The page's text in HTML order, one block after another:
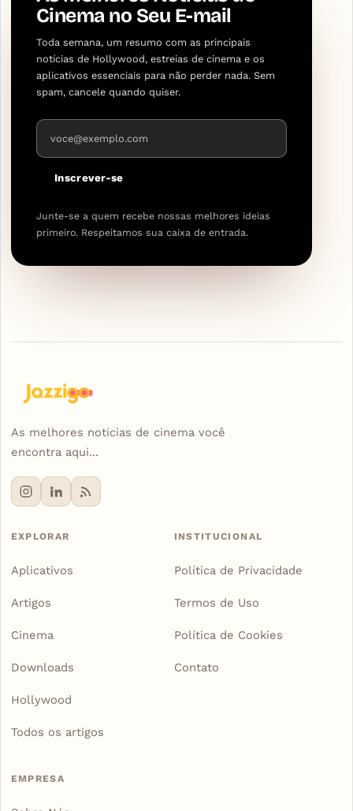
Cinema no Seu E-mail
Toda semana, um resumo com as principais
notícias de Hollywood, estreias de cinema e os
aplicativos essenciais para não perder nada. Sem
spam, cancele quando quiser.
Endereço de e-mail
Inscrever-se
Junte-se a quem recebe nossas melhores ideias
primeiro. Respeitamos sua caixa de entrada.
As melhores noticias de cinema você
encontra aqui...
EXPLORAR
Aplicativos
Artigos
Cinema
Downloads
Hollywood
Todos os artigos
INSTITUCIONAL
Política de Privacidade
Termos de Uso
Política de Cookies
Contato
EMPRESA